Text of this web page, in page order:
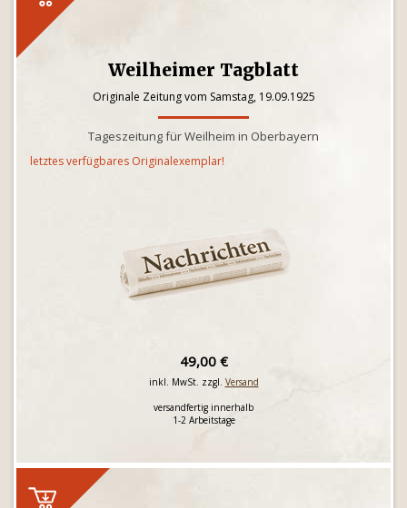
Weilheimer Tagblatt
Originale Zeitung vom Samstag, 19.09.1925
Tageszeitung für Weilheim in Oberbayern
letztes verfügbares Originalexemplar!
49,00 €
inkl. MwSt. zzgl. Versand
versandfertig innerhalb
1-2 Arbeitstage